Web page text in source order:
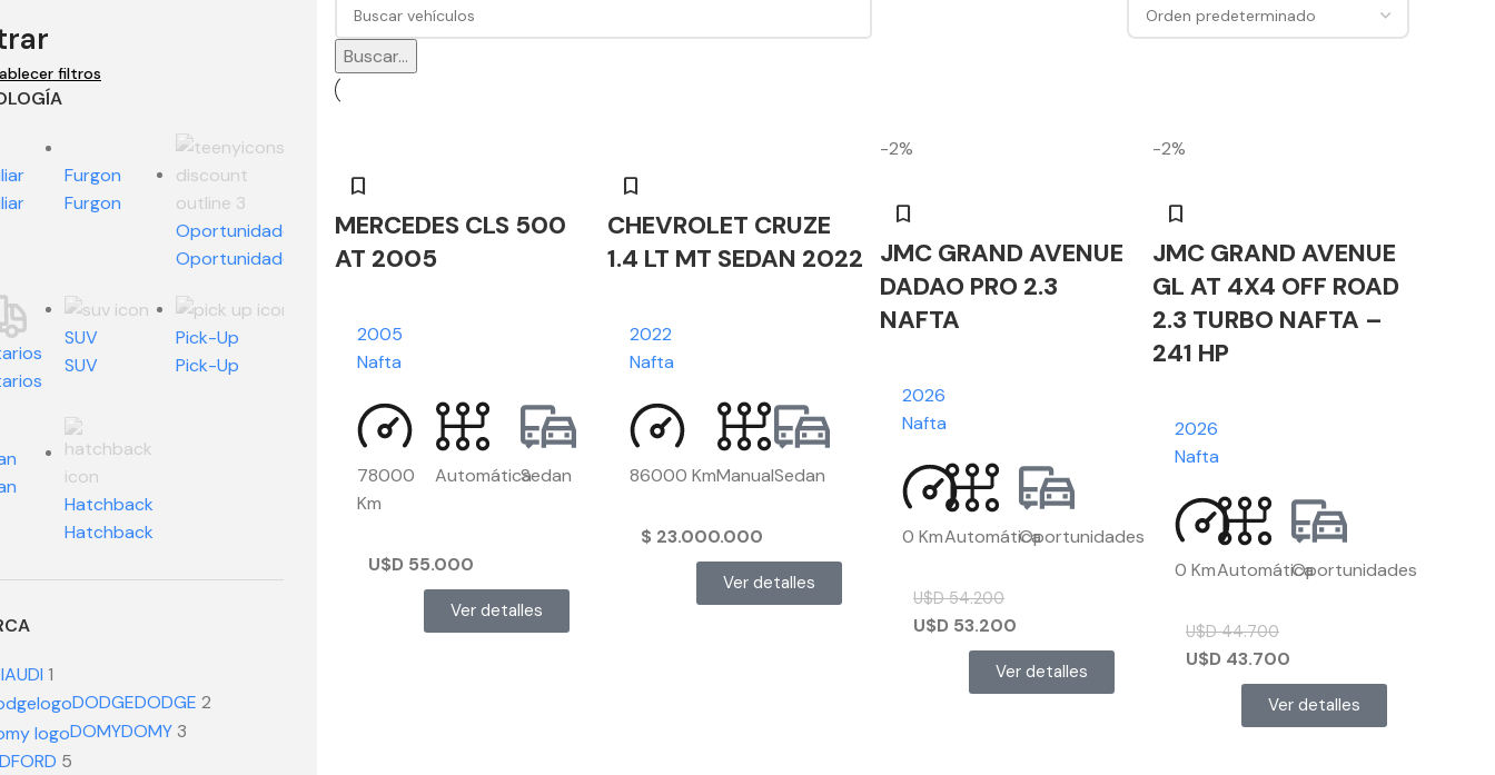
filtros
Furgon
Furgon
Oportunidades
Oportunidades
SUV
SUV
Pick-Up
Pick-Up
Hatchback
Hatchback
AUDI 1
DODGEDODGE 2
DOMYDOMY 3
FORD 5
Buscar...
MERCEDES CLS 500
AT 2005
2005
Nafta
78000
Km
AutomáticaSedan
U$D 55.000
Ver detalles
CHEVROLET CRUZE
1.4 LT MT SEDAN 2022
2022
Nafta
86000 KmManualSedan
$ 23.000.000
Ver detalles
-2%
JMC GRAND AVENUE
DADAO PRO 2.3
NAFTA
2026
Nafta
0 KmAutomáticaOportunidades
U$D54.200
U$D 53.200
Ver detalles
-2%
JMC GRAND AVENUE
GL AT 4X4 OFF ROAD
2.3 TURBO NAFTA –
241 HP
2026
Nafta
0 KmAutomáticaOportunidades
U$D44.700
U$D 43.700
Ver detalles